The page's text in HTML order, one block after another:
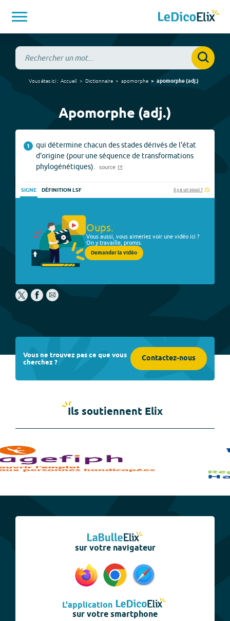
Vous êtes ici : Accueil Dictionnaire apomorphe apomorphe(adj.)
Apomorphe (adj.)
1
qui détermine chacun des stades dérivés de l'état
d'origine (pour une séquence de transformations
phylogénétiques).
source
SIGNE DÉFINITION LSF Il y a un souci ?
Oups.
Vous aussi, vous aimeriez voir une vidéo ici ?
On y travaille, promis.
Demander la vidéo
Vous ne trouvez pas ce que vous
cherchez ? Contactez-nous
Ils soutiennent Elix
sur votre navigateur
L'application
sur votre smartphone